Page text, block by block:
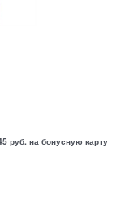
руб. на бонусную карту